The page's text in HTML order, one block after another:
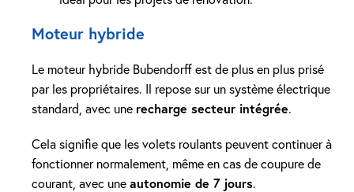
Moteur hybride
Le moteur hybride Bubendorff est de plus en plus prisé
par les propriétaires. Il repose sur un système électrique
standard, avec une recharge secteur intégrée.
Cela signifie que les volets roulants peuvent continuer à
fonctionner normalement, même en cas de coupure de
courant, avec uneautonomie de 7 jours.